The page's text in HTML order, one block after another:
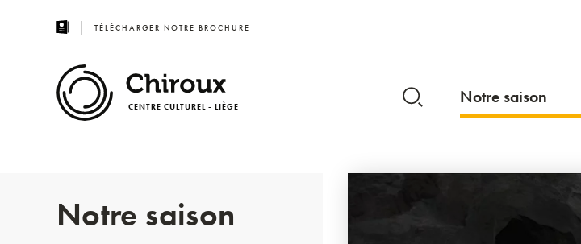
TÉLÉCHARGER NOTRE BROCHURE
CENTRE CULTUREL - LIÈGE Notre saison
Notre saison